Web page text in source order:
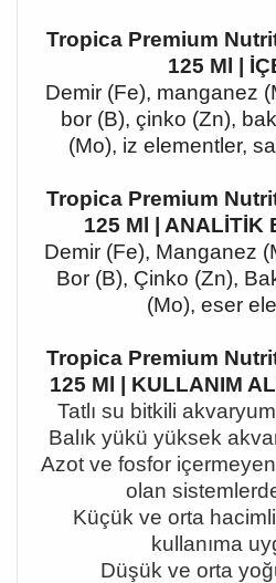
Tropica Premium
125 Ml |
Demir (Fe), manganez
bor (B), çinko (Zn),
(Mo), iz elementler,
Tropica Premium
125 Ml | ANALİTİK
Demir (Fe), Manganez
Bor (B), Çinko (Zn),
(Mo), eser
Tropica Premium
125 Ml | KULLANIM
Tatlı su bitkili
Balık yükü yüksek
Azot ve fosfor
olan
Küçük ve orta
kullanıma
Düşük ve orta